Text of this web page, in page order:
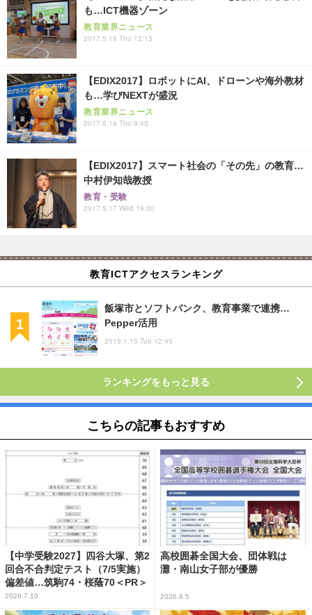
も…ICT機器ゾーン
教育業界ニュース
2017.5.18 Thu 12:15
【EDIX2017】ロボットにAI、ドローンや海外教材
も…学びNEXTが盛況
教育業界ニュース
2017.5.18 Thu 9:45
【EDIX2017】スマート社会の「その先」の教育…
中村伊知哉教授
教育・受験
2017.5.17 Wed 19:00
教育ICTアクセスランキング
飯塚市とソフトバンク、教育事業で連携…
Pepper活用
2019.1.15 Tue 12:45
ランキングをもっと見る
こちらの記事もおすすめ
【中学受験2027】四谷大塚、第2
回合不合判定テスト（7/5実施）
偏差値…筑駒74・桜蔭70＜PR＞
2026.7.10
高校囲碁全国大会、団体戦は
灘・南山女子部が優勝
2026.8.5